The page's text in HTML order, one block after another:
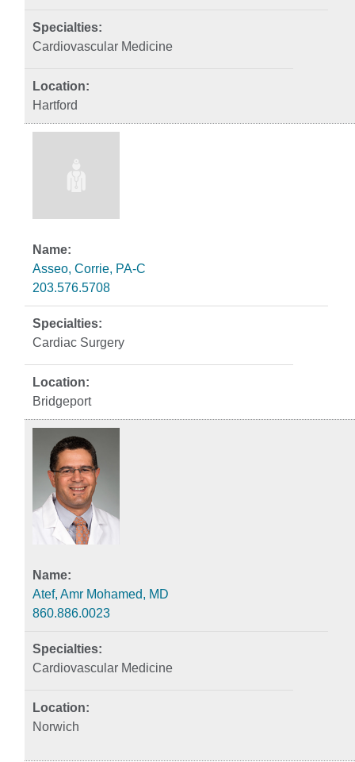
Cardiovascular Medicine
Hartford
Asseo, Corrie, PA-C
203.576.5708
Cardiac Surgery
Bridgeport
Atef, Amr Mohamed, MD
860.886.0023
Cardiovascular Medicine
Norwich